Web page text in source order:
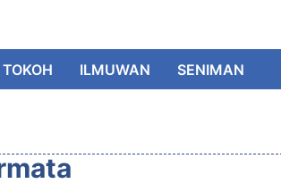
TOKOH ILMUWAN SENIMAN